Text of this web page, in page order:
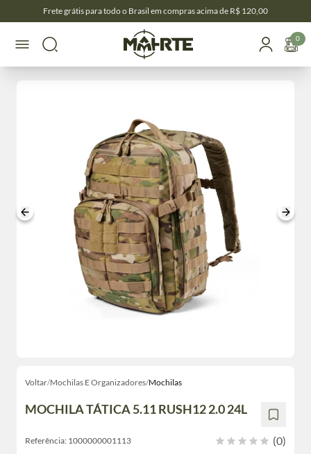
Frete grátis para todo o Brasil em compras acima de R$ 120,00
0
Voltar/Mochilas E Organizadores/Mochilas
MOCHILA TÁTICA 5.11 RUSH12 2.0 24L
Referência: 1000000001113
(0)